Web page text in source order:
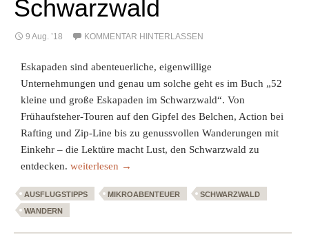
Schwarzwald
9 Aug. ’18 KOMMENTAR HINTERLASSEN
Eskapaden sind abenteuerliche, eigenwillige
Unternehmungen und genau um solche geht es im Buch „52
kleine und große Eskapaden im Schwarzwald“. Von
Frühaufsteher-Touren auf den Gipfel des Belchen, Action bei
Rafting und Zip-Line bis zu genussvollen Wanderungen mit
Einkehr – die Lektüre macht Lust, den Schwarzwald zu
entdecken.Buchrezension: 52 kleine & große Eskapaden im
weiterlesen →
AUSFLUGSTIPPS MIKROABENTEUER
SCHWARZWALD
WANDERN